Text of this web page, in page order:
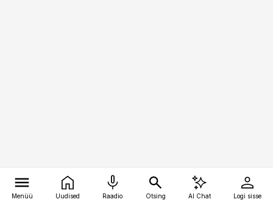
Menüü Uudised Raadio Otsing AI Chat Logi sisse